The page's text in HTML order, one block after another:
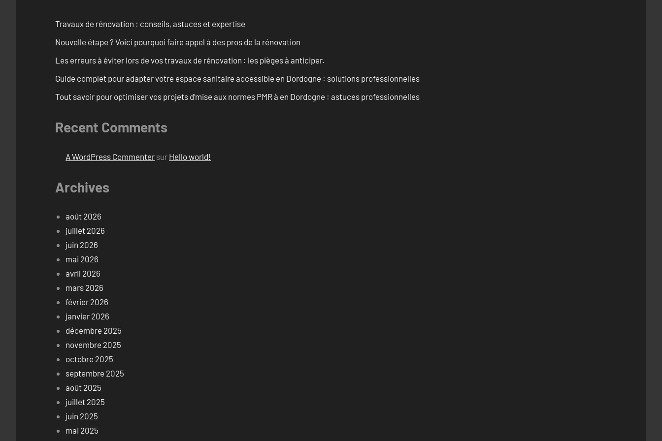
Travaux de rénovation : conseils, astuces et expertise
Nouvelle étape ? Voici pourquoi faire appel à des pros de la rénovation
Les erreurs à éviter lors de vos travaux de rénovation : les pièges à anticiper.
Guide complet pour adapter votre espace sanitaire accessible en Dordogne : solutions professionnelles
Tout savoir pour optimiser vos projets d’mise aux normes PMR à en Dordogne : astuces professionnelles
Recent Comments
A WordPress Commenter sur Hello world!
Archives
août 2026
juillet 2026
juin 2026
mai 2026
avril 2026
mars 2026
février 2026
janvier 2026
décembre 2025
novembre 2025
octobre 2025
septembre 2025
août 2025
juillet 2025
juin 2025
mai 2025